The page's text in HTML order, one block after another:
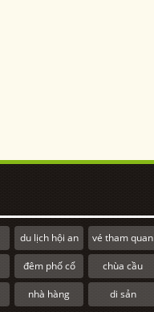
du lịch hội an vé tham quan
đêm phố cổ chùa cầu
nhà hàng di sản